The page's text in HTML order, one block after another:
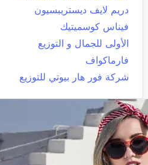
دريم لايف ديستريبسيون
فيناس كوسميتيك
الأولى للجمال و التوزيع
فارماكواف
شركة فور هار بيوتي للتوزيع